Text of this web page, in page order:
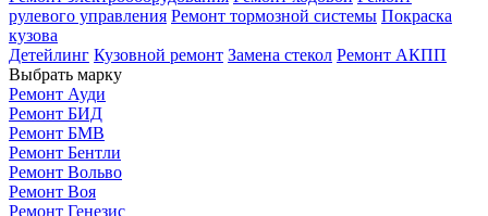
рулевого управления Ремонт тормозной системы Покраска
кузова
Детейлинг Кузовной ремонт Замена стекол Ремонт АКПП
Выбрать марку
Ремонт Ауди
Ремонт БИД
Ремонт БМВ
Ремонт Бентли
Ремонт Вольво
Ремонт Воя
Ремонт Генезис